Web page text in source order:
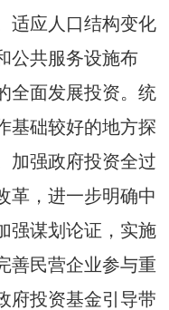
适应人口结构变化
公共服务设施布
全面发展投资。统
基础较好的地方探
加强政府投资全过
革，进一步明确中
强谋划论证，实施
善民营企业参与重
府投资基金引导带